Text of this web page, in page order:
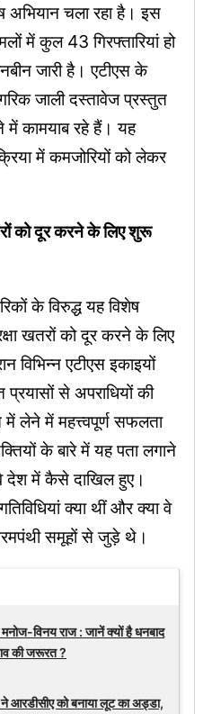
अभियान चला रहा है। इस
में कुल 43 गिरफ्तारियां हो
जारी है। एटीएस के
जाली दस्तावेज प्रस्तुत
में कामयाब रहे हैं। यह
में कमजोरियों को लेकर
को दूर करने के लिए शुरू
के विरुद्ध यह विशेष
खतरों को दूर करने के लिए
विभिन्न एटीएस इकाइयों
से अपराधियों की
लेने में महत्त्वपूर्ण सफलता
के बारे में यह पता लगाने
देश में कैसे दाखिल हुए।
क्या थीं और क्या वे
समूहों से जुड़े थे।
विनय राज : जानें क्यों है धनबाद
की जरूरत ?
आरडीसीए को बनाया लूट का अड्डा,